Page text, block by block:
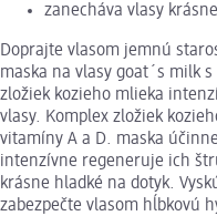
zanecháva vlasy
Doprajte vlasom jemnú
maska na vlasy goat´s milk
zložiek kozieho mlieka
vlasy. Komplex zložiek
vitamíny A a D. maska
intenzívne regeneruje ich
krásne hladké na dotyk.
zabezpečte vlasom hĺbkovú